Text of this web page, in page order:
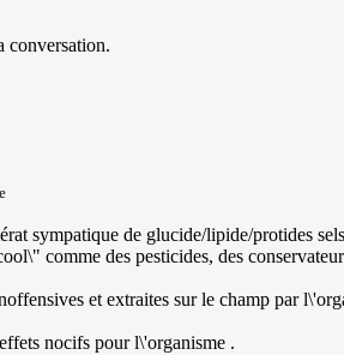
conversation.
sympatique de glucide/lipide/protides
comme des pesticides, des
et extraites sur le champ par
nocifs pour l\'organisme .